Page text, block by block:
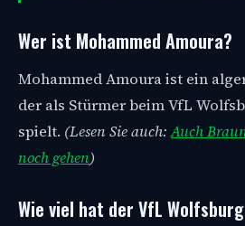
Wer ist Mohammed Amoura?
Mohammed Amoura ist ein
der als Stürmer beim VfL
spielt. (Lesen Sie auch:Auch
noch gehen)
Wie viel hat der VfL